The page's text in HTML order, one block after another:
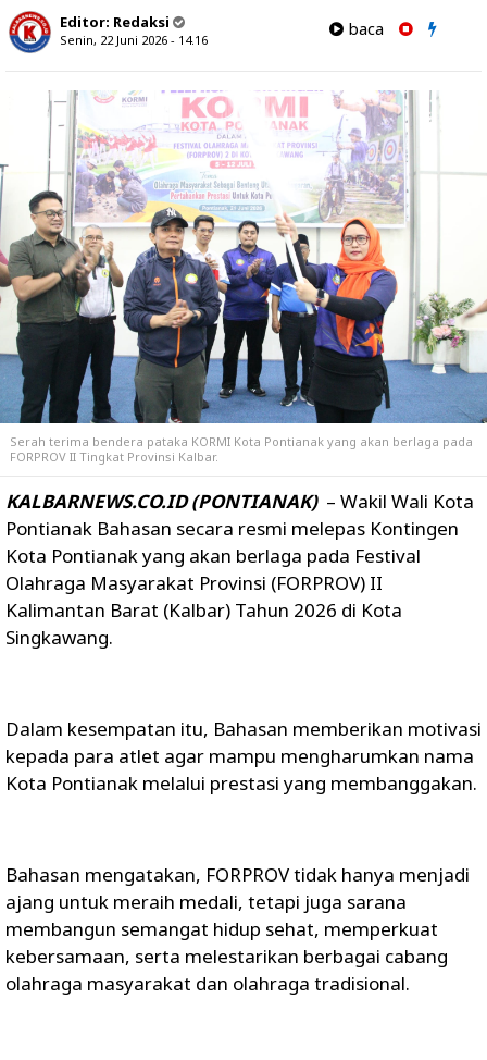
Editor: Redaksi
Senin, 22 Juni 2026 - 14.16
baca
Serah terima bendera pataka KORMI Kota Pontianak yang akan berlaga pada
FORPROV II Tingkat Provinsi Kalbar.
KALBARNEWS.CO.ID (PONTIANAK) – Wakil Wali Kota
Pontianak Bahasan secara resmi melepas Kontingen
Kota Pontianak yang akan berlaga pada Festival
Olahraga Masyarakat Provinsi (FORPROV) II
Kalimantan Barat (Kalbar) Tahun 2026 di Kota
Singkawang.
Dalam kesempatan itu, Bahasan memberikan motivasi
kepada para atlet agar mampu mengharumkan nama
Kota Pontianak melalui prestasi yang membanggakan.
Bahasan mengatakan, FORPROV tidak hanya menjadi
ajang untuk meraih medali, tetapi juga sarana
membangun semangat hidup sehat, memperkuat
kebersamaan, serta melestarikan berbagai cabang
olahraga masyarakat dan olahraga tradisional.